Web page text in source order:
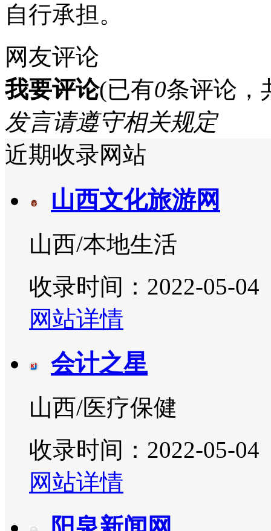
自行承担。
网友评论
我要评论(已有0条评论，
发言请遵守相关规定
近期收录网站
山西文化旅游网
山西/本地生活
收录时间：2022-05-04
网站详情
会计之星
山西/医疗保健
收录时间：2022-05-04
网站详情